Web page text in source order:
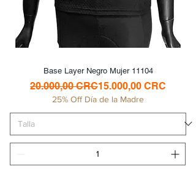
Base Layer Negro Mujer 11104
Precio
20.000,00 CRCPrecio de oferta
15.000,00 CRC
25% Off Día de la Madre